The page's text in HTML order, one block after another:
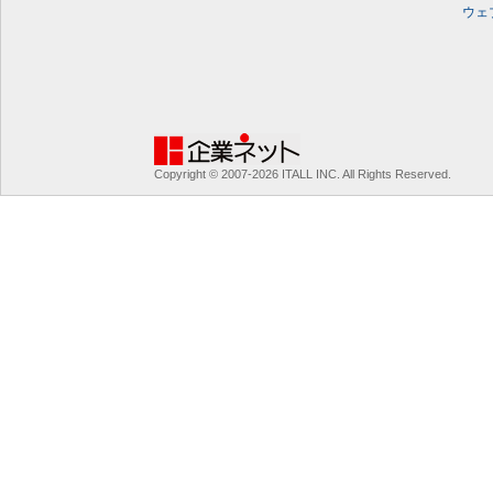
ウェ
Copyright © 2007-2026 ITALL INC. All Rights Reserved.